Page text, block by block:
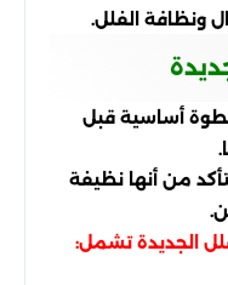
ونظافة الفلل.
أساسية قبل
من أنها نظيفة
الجديدة تشمل: